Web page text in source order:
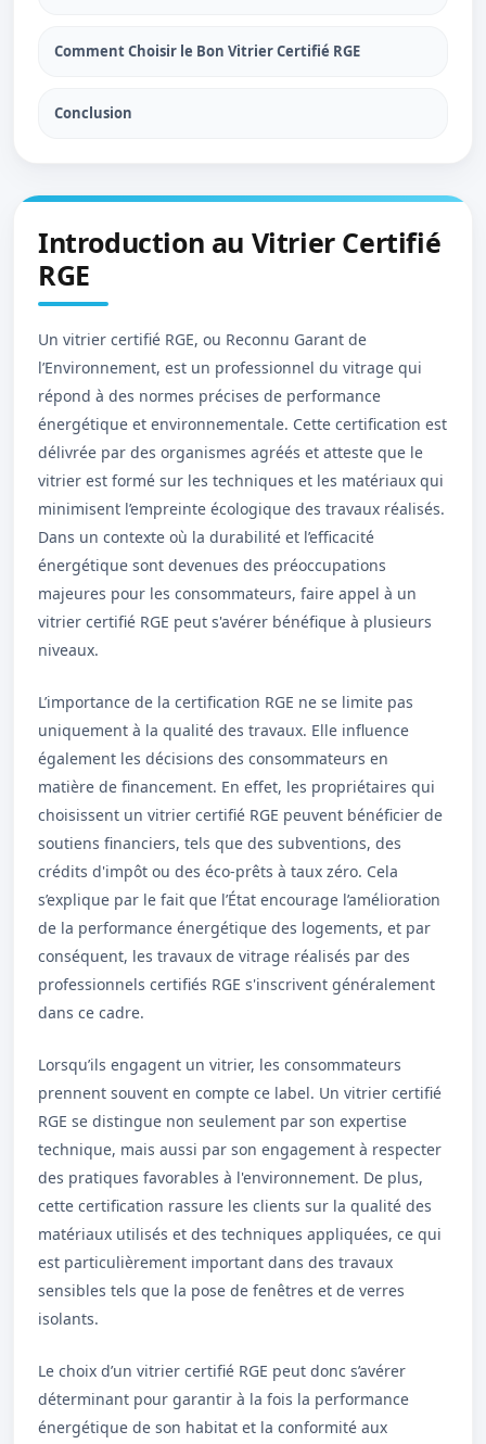
Comment Choisir le Bon Vitrier Certifié RGE
Conclusion
Introduction au Vitrier Certifié
RGE
Un vitrier certifié RGE, ou Reconnu Garant de
l’Environnement, est un professionnel du vitrage qui
répond à des normes précises de performance
énergétique et environnementale. Cette certification est
délivrée par des organismes agréés et atteste que le
vitrier est formé sur les techniques et les matériaux qui
minimisent l’empreinte écologique des travaux réalisés.
Dans un contexte où la durabilité et l’efficacité
énergétique sont devenues des préoccupations
majeures pour les consommateurs, faire appel à un
vitrier certifié RGE peut s'avérer bénéfique à plusieurs
niveaux.
L’importance de la certification RGE ne se limite pas
uniquement à la qualité des travaux. Elle influence
également les décisions des consommateurs en
matière de financement. En effet, les propriétaires qui
choisissent un vitrier certifié RGE peuvent bénéficier de
soutiens financiers, tels que des subventions, des
crédits d'impôt ou des éco-prêts à taux zéro. Cela
s’explique par le fait que l’État encourage l’amélioration
de la performance énergétique des logements, et par
conséquent, les travaux de vitrage réalisés par des
professionnels certifiés RGE s'inscrivent généralement
dans ce cadre.
Lorsqu’ils engagent un vitrier, les consommateurs
prennent souvent en compte ce label. Un vitrier certifié
RGE se distingue non seulement par son expertise
technique, mais aussi par son engagement à respecter
des pratiques favorables à l'environnement. De plus,
cette certification rassure les clients sur la qualité des
matériaux utilisés et des techniques appliquées, ce qui
est particulièrement important dans des travaux
sensibles tels que la pose de fenêtres et de verres
isolants.
Le choix d’un vitrier certifié RGE peut donc s’avérer
déterminant pour garantir à la fois la performance
énergétique de son habitat et la conformité aux